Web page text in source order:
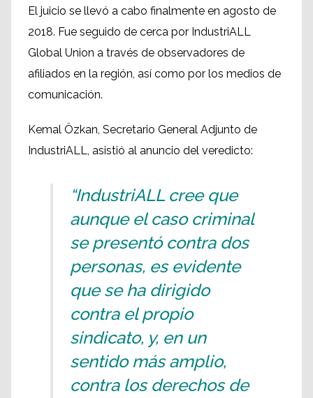
El juicio se llevó a cabo finalmente en agosto de
2018. Fue seguido de cerca por IndustriALL
Global Union a través de observadores de
afiliados en la región, así como por los medios de
comunicación.
Kemal Özkan, Secretario General Adjunto de
IndustriALL, asistió al anuncio del veredicto:
“IndustriALL cree que
aunque el caso criminal
se presentó contra dos
personas, es evidente
que se ha dirigido
contra el propio
sindicato, y, en un
sentido más amplio,
contra los derechos de